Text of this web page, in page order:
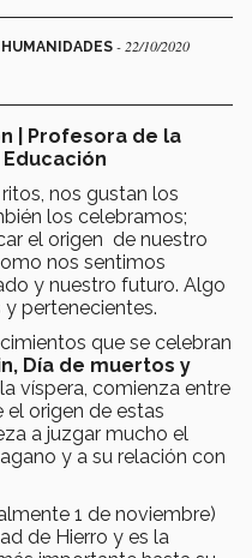
- 22/10/2020
| Profesora de la
nos gustan los
los celebramos;
el origen de nuestro
nos sentimos
y nuestro futuro. Algo
pertenecientes.
que se celebran
Día de muertos y
víspera, comienza entre
origen de estas
a juzgar mucho el
y a su relación con
1 de noviembre)
de Hierro y es la